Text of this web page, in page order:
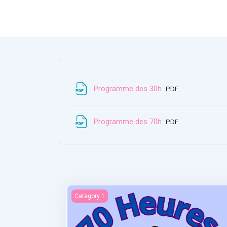
Programme des 30h Archivo
PDF
Programme des 70h Archivo
PDF
Statistiques et recherches
Category 1